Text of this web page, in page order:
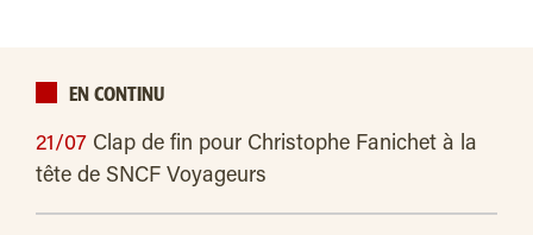
EN CONTINU
21/07 Clap de fin pour Christophe Fanichet à la
tête de SNCF Voyageurs